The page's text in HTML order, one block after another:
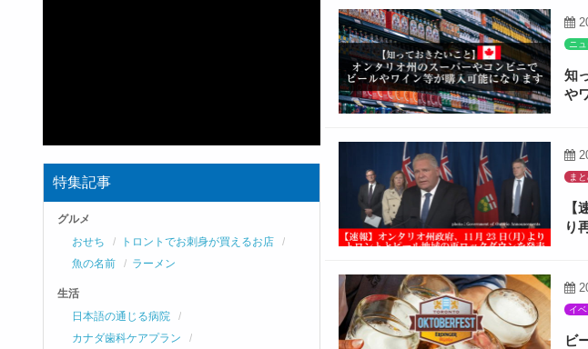
ニ
知
や
ま
【
り
イ
ビ
特集記事
グルメ
おせち
トロントでお刺身が買えるお店
魚の名前
ラーメン
生活
日本語の通じる病院
カナダ歯科ケアプラン